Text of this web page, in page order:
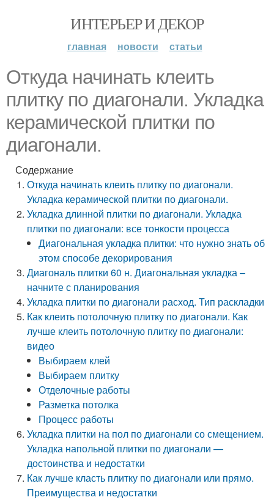
ИНТЕРЬЕР И ДЕКОР
главная новости статьи
Откуда начинать клеить
плитку по диагонали. Укладка
керамической плитки по
диагонали.
Содержание
Откуда начинать клеить плитку по диагонали.
Укладка керамической плитки по диагонали.
Укладка длинной плитки по диагонали. Укладка
плитки по диагонали: все тонкости процесса
Диагональная укладка плитки: что нужно знать об
этом способе декорирования
Диагональ плитки 60 н. Диагональная укладка –
начните с планирования
Укладка плитки по диагонали расход. Тип раскладки
Как клеить потолочную плитку по диагонали. Как
лучше клеить потолочную плитку по диагонали:
видео
Выбираем клей
Выбираем плитку
Отделочные работы
Разметка потолка
Процесс работы
Укладка плитки на пол по диагонали со смещением.
Укладка напольной плитки по диагонали —
достоинства и недостатки
Как лучше класть плитку по диагонали или прямо.
Преимущества и недостатки